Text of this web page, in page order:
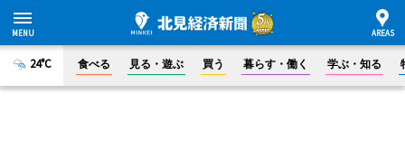
24°C 食べる 見る・遊ぶ 買う 暮らす・働く 学ぶ・知る